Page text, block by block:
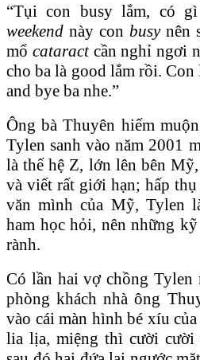
“Tụi con busy lắm, có
weekend này con busynên
mổ cataractcần nghỉ ngơi
cho ba là good lắm rồi.
and bye ba nhe.”
Ông bà Thuyên hiếm
Tylen sanh vào năm 2001
là thế hệ Z, lớn lên bên
và viết rất giới hạn; hấp
văn mình của Mỹ, Tylen
ham học hỏi, nên những
rành.
Có lần hai vợ chồng Tylen
phòng khách nhà ông
vào cái màn hình bé xíu
lia lịa, miệng thì cười